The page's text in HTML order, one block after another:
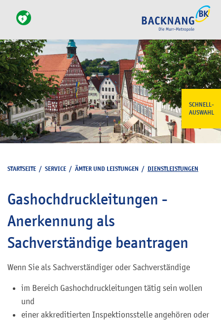
SCHNELL-
AUSWAHL
STARTSEITE / SERVICE / ÄMTER UND LEISTUNGEN / DIENSTLEISTUNGEN
Gashochdruckleitungen -
Anerkennung als
Sachverständige beantragen
Wenn Sie als Sachverständiger oder Sachverständige
im Bereich Gashochdruckleitungen tätig sein wollen
und
einer akkreditierten Inspektionsstelle angehören oder